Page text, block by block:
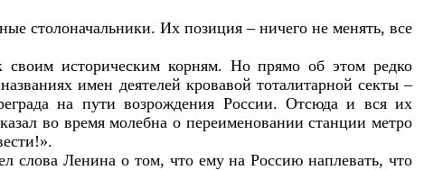
столоначальники. Их позиция – ничего не менять, все
своим историческим корням. Но прямо об этом редко
имен деятелей кровавой тоталитарной секты –
на пути возрождения России. Отсюда и вся их
во время молебна о переименовании станции метро
слова Ленина о том, что ему на Россию наплевать, что